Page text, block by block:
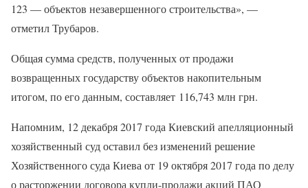
123 — объектов незавершенного строительства», —
отметил Трубаров.
Общая сумма средств, полученных от продажи
возвращенных государству объектов накопительным
итогом, по его данным, составляет 116,743 млн грн.
Напомним, 12 декабря 2017 года Киевский апелляционный
хозяйственный суд оставил без изменений решение
Хозяйственного суда Киева от 19 октября 2017 года по делу
о расторжении договора купли-продажи акций ПАО